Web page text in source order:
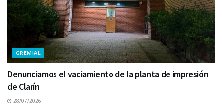
GREMIAL
Denunciamos el vaciamiento de la planta de impresión
de Clarín
28/07/2026